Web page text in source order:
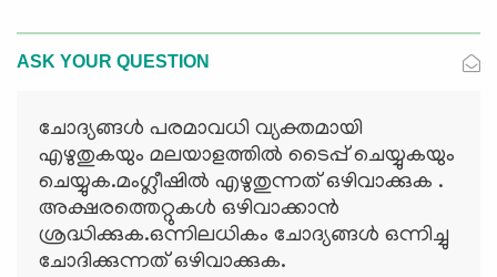
ASK YOUR QUESTION
ചോദ്യങ്ങള്‍ പരമാവധി വ്യക്തമായി
എഴുതുകയും മലയാളത്തില്‍ ടൈപ്പ് ചെയ്യുകയും
ചെയ്യുക.മംഗ്ലീഷില്‍ എഴുതുന്നത് ഒഴിവാക്കുക .
അക്ഷരത്തെറ്റുകള്‍ ഒഴിവാക്കാന്‍
ശ്രദ്ധിക്കുക.ഒന്നിലധികം ചോദ്യങ്ങള്‍ ഒന്നിച്ചു
ചോദിക്കുന്നത് ഒഴിവാക്കുക.